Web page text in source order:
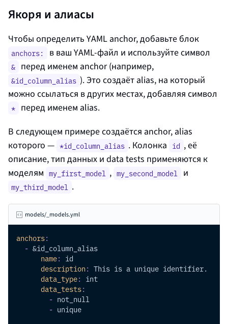
Якоря и алиасы
Чтобы определить YAML anchor, добавьте блок
anchors: в ваш YAML-файл и используйте символ
& перед именем anchor (например,
&id_column_alias ). Это создаёт alias, на который
можно ссылаться в других местах, добавляя символ
* перед именем alias.
В следующем примере создаётся anchor, alias
которого — *id_column_alias . Колонка id , её
описание, тип данных и data tests применяются к
моделям my_first_model , my_second_model и
my_third_model .
models/_models.yml
anchors:
- &id_column_alias
name: id
description: This is a unique identifier.
data_type: int
data_tests:
- not_null
- unique